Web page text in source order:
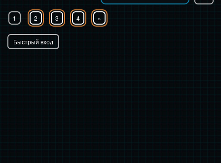
1 2 3 4 »